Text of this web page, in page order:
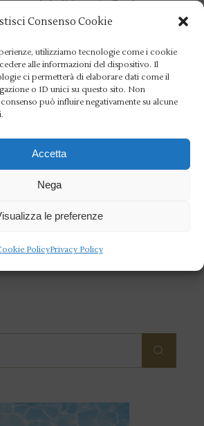
Consenso Cookie
utilizziamo tecnologie come i cookie
alle informazioni del dispositivo. Il
ci permetterà di elaborare dati come il
o ID unici su questo sito. Non
può influire negativamente su alcune
Accetta
Nega
le preferenze
PolicyPrivacy Policy
e vedrà di fronte Park
e CT Italia di Forte dei